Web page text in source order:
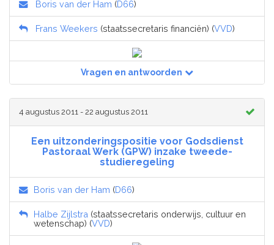
Boris van der Ham (D66)
Frans Weekers (staatssecretaris financiën) (VVD)
Vragen en antwoorden
4 augustus 2011 - 22 augustus 2011
Een uitzonderingspositie voor Godsdienst
Pastoraal Werk (GPW) inzake tweede-
studieregeling
Boris van der Ham (D66)
Halbe Zijlstra (staatssecretaris onderwijs, cultuur en
wetenschap) (VVD)